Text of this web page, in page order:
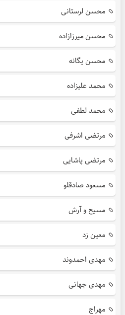
محسن لرستانی
محسن میرزازاده
محسن یگانه
محمد علیزاده
محمد لطفی
مرتضی اشرفی
مرتضی پاشایی
مسعود صادقلو
مسیح و آرش
معین زد
مهدی احمدوند
مهدی جهانی
مهراج